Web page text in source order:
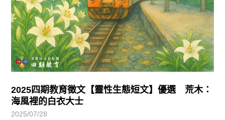
2025四期教育徵文【靈性生態短文】優選 荒木：
海風裡的白衣大士
2025/07/28